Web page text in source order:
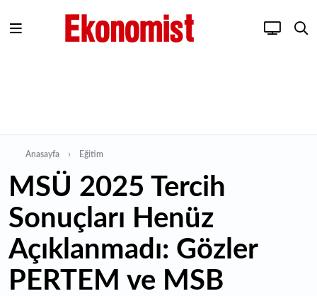
Anasayfa Eğitim
MSÜ 2025 Tercih
Sonuçları Henüz
Açıklanmadı: Gözler
PERTEM ve MSB